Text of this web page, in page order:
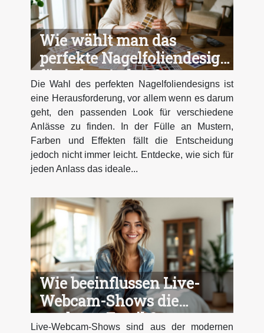
Wie wählt man das
perfekte Nagelfoliendesign
für jeden Anlass?
Die Wahl des perfekten Nagelfoliendesigns ist
eine Herausforderung, vor allem wenn es darum
geht, den passenden Look für verschiedene
Anlässe zu finden. In der Fülle an Mustern,
Farben und Effekten fällt die Entscheidung
jedoch nicht immer leicht. Entdecke, wie sich für
jeden Anlass das ideale...
Wie beeinflussen Live-
Webcam-Shows die
moderne Erotik?
Live-Webcam-Shows sind aus der modernen